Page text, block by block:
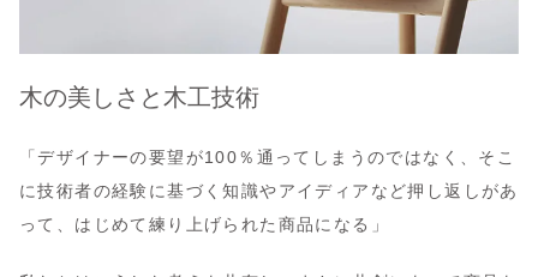
木の美しさと木工技術
「デザイナーの要望が100％通ってしまうのではなく、そこ
に技術者の経験に基づく知識やアイディアなど押し返しがあ
って、はじめて練り上げられた商品になる」